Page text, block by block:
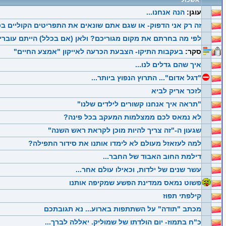
עוגן: הנה אנחנו...
זה רק אני הדפוק- או שגם אתם שונאים את התפריטים הקוליים
לפי מה בחרתם את מקום מגוריכם? ולאן (אם בכלל) הייתם
סקר: בעקבות התיקו- הצבעת הכרעה לאייקון "אמצע החיים"
איך שהם גדלים לנו...
"דגל אדום"... התרוץ הנפוץ ביותר...
לזכר אריק לביא
"תראה איך אנחנו קשורים לילדים שלנו"
לא נמאס לכם ממצלמות המעקב בכל פינה?
שגעון ה-"זה צריך להיות מוכן לקראת ראש השנה"
למה לעזאזל מעולם לא לימדו אותנו את סידור התפילה?
דילמת החוב האבוד של החבר...
עשר שנים של ילדות, וכאילו עולם אחר...
פשוט נמאס ממדינת הפשע שמקיפה אותנו
קילפתי תפוז
מכתב "תודה" על השתתפות בארוע... נא תגובתכם
כ"ח בתמוז- יום הולדתו של שמוליק. יאללה לברך...